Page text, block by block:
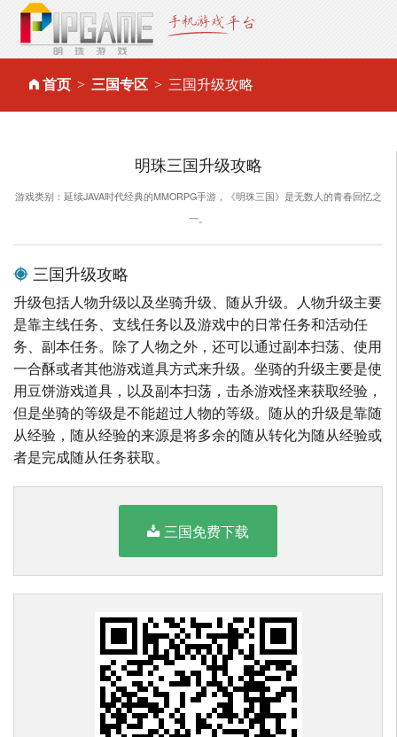
首页 三国专区 三国升级攻略
明珠三国升级攻略
游戏类别：延续JAVA时代经典的MMORPG手游，《明珠三国》是无数人的青春回忆之
一。
三国升级攻略
升级包括人物升级以及坐骑升级、随从升级。人物升级主要
是靠主线任务、支线任务以及游戏中的日常任务和活动任
务、副本任务。除了人物之外，还可以通过副本扫荡、使用
一合酥或者其他游戏道具方式来升级。坐骑的升级主要是使
用豆饼游戏道具，以及副本扫荡，击杀游戏怪来获取经验，
但是坐骑的等级是不能超过人物的等级。随从的升级是靠随
从经验，随从经验的来源是将多余的随从转化为随从经验或
者是完成随从任务获取。
三国免费下载